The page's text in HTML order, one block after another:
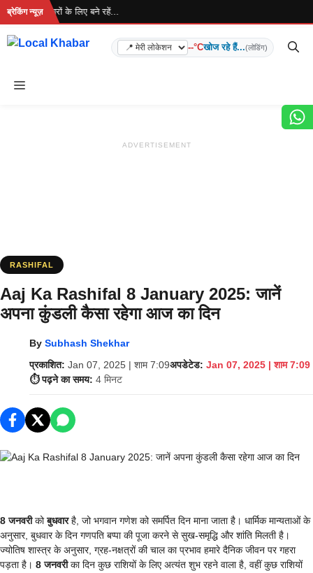
Skip
content
ब्रेकिंग न्यूज़
है... ताज़ा खबरों के लिए बने रहें...
--°Cखोज रहे हैं...(लोडिंग)
Menu
ADVERTISEMENT
RASHIFAL
Aaj Ka Rashifal 8 January 2025: जानें
अपना कुंडली कैसा रहेगा आज का दिन
By Subhash Shekhar
प्रकाशित: Jan 07, 2025 | शाम 7:09अपडेटेड: Jan 07, 2025 | शाम 7:09
⏱️ पढ़ने का समय: 4 मिनट
8 जनवरीकोबुधवारहै, जो भगवान गणेश को समर्पित दिन माना जाता है। धार्मिक मान्यताओं के
अनुसार, बुधवार के दिन गणपति बप्पा की पूजा करने से सुख-समृद्धि और शांति मिलती है।
ज्योतिष शास्त्र के अनुसार, ग्रह-नक्षत्रों की चाल का प्रभाव हमारे दैनिक जीवन पर गहरा
पड़ता है। 8 जनवरीका दिन कुछ राशियों के लिए अत्यंत शुभ रहने वाला है, वहीं कुछ राशियों